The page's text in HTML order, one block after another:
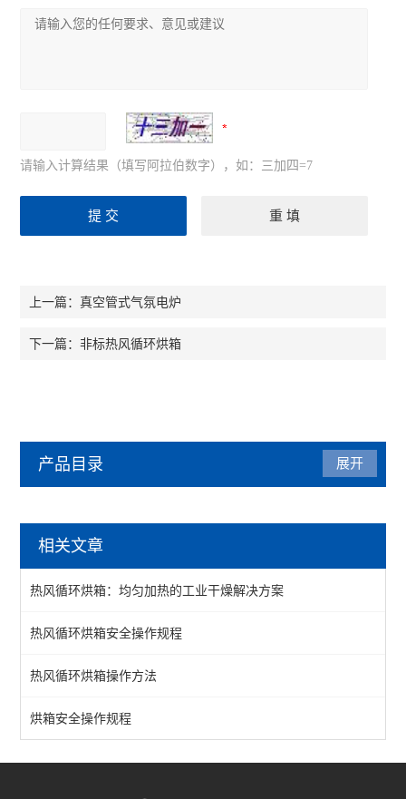
请输入计算结果（填写阿拉伯数字），如：三加四=7
上一篇：真空管式气氛电炉
下一篇：非标热风循环烘箱
产品目录
热风循环烘箱
工业烘箱
恒温烘箱
高温烘箱
真空烘箱
展开
相关文章
热风循环烘箱：均匀加热的工业干燥解决方案
热风循环烘箱安全操作规程
热风循环烘箱操作方法
烘箱安全操作规程